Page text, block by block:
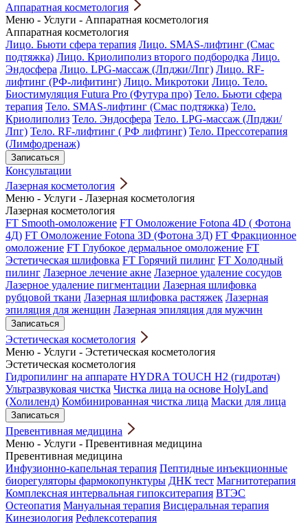
Аппаратная косметология
Меню - Услуги - Аппаратная косметология
Аппаратная косметология
Лицо. Бьюти сфера терапия Лицо. SMAS-лифтинг (Смас
подтяжка) Лицо. Криолиполиз второго подбородка Лицо.
Эндосфера Лицо. LPG-массаж (Лпджи/Лпг) Лицо. RF-
лифтинг (РФ-лифитинг) Лицо. Микротоки Лицо. Тело.
Биостимуляция Futura Pro (Футура про) Тело. Бьюти сфера
терапия Тело. SMAS-лифтинг (Смас подтяжка) Тело.
Криолиполиз Тело. Эндосфера Тело. LPG-массаж (Лпджи/
Лпг) Тело. RF-лифтинг ( РФ лифтинг) Тело. Прессотерапия
(Лимфодренаж)
Записаться
Консультации
Лазерная косметология
Меню - Услуги - Лазерная косметология
Лазерная косметология
FT Smooth-омоложение FT Омоложение Fotona 4D ( Фотона
4Д) FT Омоложение Fotona 3D (Фотона 3Д) FT Фракционное
омоложение FT Глубокое дермальное омоложение FT
Эстетическая шлифовка FT Горячий пилинг FT Холодный
пилинг Лазерное лечение акне Лазерное удаление сосудов
Лазерное удаление пигментации Лазерная шлифовка
рубцовой ткани Лазерная шлифовка растяжек Лазерная
эпиляция для женщин Лазерная эпиляция для мужчин
Записаться
Эстетическая косметология
Меню - Услуги - Эстетическая косметология
Эстетическая косметология
Гидропилинг на аппарате HYDRA TOUCH H2 (гидротач)
Ультразвуковая чистка Чистка лица на основе HolyLand
(Холиленд) Комбинированная чистка лица Маски для лица
Записаться
Превентивная медицина
Меню - Услуги - Превентивная медицина
Превентивная медицина
Инфузионно-капельная терапия Пептидные инъекционные
биорегуляторы фармокопунктуры ДНК тест Магнитотерапия
Комплексная интервальная гипокситерапия ВТЭС
Остеопатия Мануальная терапия Висцеральная терапия
Кинезиология Рефлексотерапия